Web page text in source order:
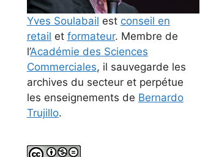
Yves Soulabail est conseil en
retail et formateur. Membre de
l’Académie des Sciences
Commerciales, il sauvegarde les
archives du secteur et perpétue
les enseignements de Bernardo
Trujillo.